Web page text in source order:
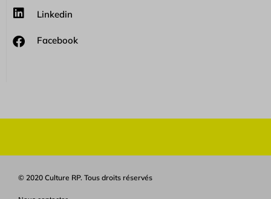
Linkedin
Facebook
© 2020 Culture RP. Tous droits réservés